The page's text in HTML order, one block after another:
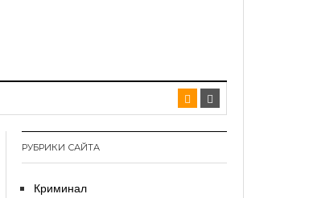
РУБРИКИ САЙТА
Криминал